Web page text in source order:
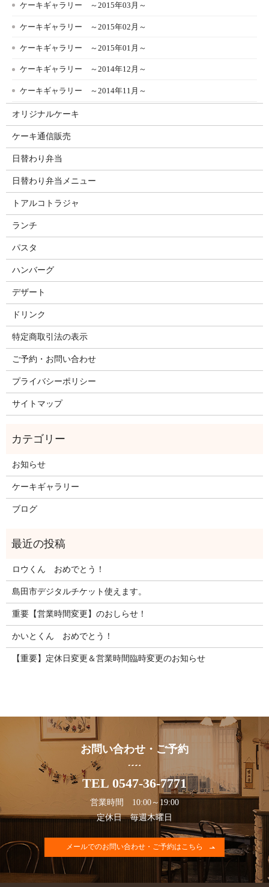
ケーキギャラリー ～2015年03月～
ケーキギャラリー ～2015年02月～
ケーキギャラリー ～2015年01月～
ケーキギャラリー ～2014年12月～
ケーキギャラリー ～2014年11月～
オリジナルケーキ
ケーキ通信販売
日替わり弁当
日替わり弁当メニュー
トアルコトラジャ
ランチ
パスタ
ハンバーグ
デザート
ドリンク
特定商取引法の表示
ご予約・お問い合わせ
プライバシーポリシー
サイトマップ
お知らせ
ケーキギャラリー
ブログ
ロウくん おめでとう！
島田市デジタルチケット使えます。
重要【営業時間変更】のおしらせ！
かいとくん おめでとう！
【重要】定休日変更＆営業時間臨時変更のお知らせ
お問い合わせ・ご予約
TEL 0547-36-7771
営業時間 10:00～19:00
定休日 毎週木曜日
メールでのお問い合わせ・ご予約はこちら